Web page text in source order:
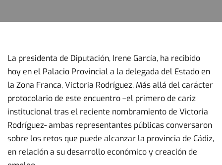
La presidenta de Diputación, Irene García, ha recibido
hoy en el Palacio Provincial a la delegada del Estado en
la Zona Franca, Victoria Rodríguez. Más allá del carácter
protocolario de este encuentro –el primero de cariz
institucional tras el reciente nombramiento de Victoria
Rodríguez- ambas representantes públicas conversaron
sobre los retos que puede alcanzar la provincia de Cádiz,
en relación a su desarrollo económico y creación de